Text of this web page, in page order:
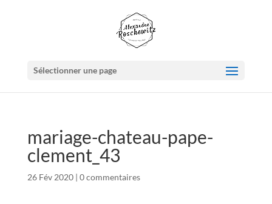
Sélectionner une page
mariage-chateau-pape-
clement_43
26 Fév 2020| 0 commentaires